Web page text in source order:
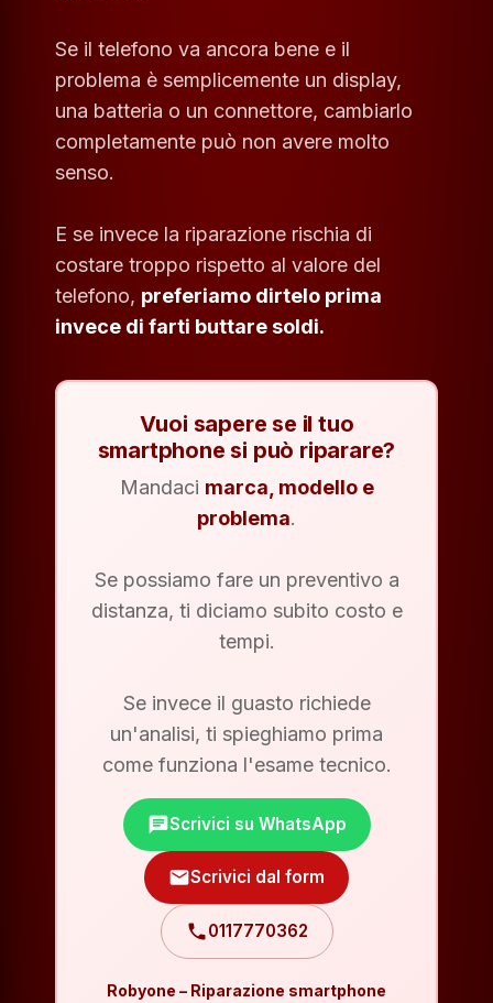
Se il telefono va ancora bene e il
problema è semplicemente un display,
una batteria o un connettore, cambiarlo
completamente può non avere molto
senso.
E se invece la riparazione rischia di
costare troppo rispetto al valore del
telefono, preferiamo dirtelo prima
invece di farti buttare soldi.
Vuoi sapere se il tuo
smartphone si può riparare?
Mandaci marca, modello e
problema.
Se possiamo fare un preventivo a
distanza, ti diciamo subito costo e
tempi.
Se invece il guasto richiede
un'analisi, ti spieghiamo prima
come funziona l'esame tecnico.
chatScrivici su WhatsApp
mailScrivici dal form
phone0117770362
Robyone – Riparazione smartphone